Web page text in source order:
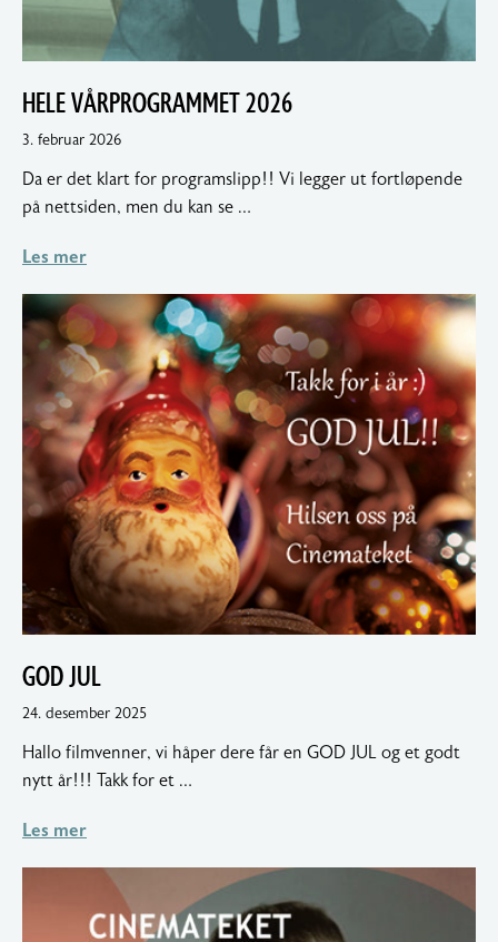
HELE VÅRPROGRAMMET 2026
3. februar 20264.
2026
Da er det klart for programslipp!! Vi legger ut fortløpende
på nettsiden, men du kan se …
Les mer
GOD JUL
24. desember 202518.
2026
Hallo filmvenner, vi håper dere får en GOD JUL og et godt
nytt år!!! Takk for et …
Les mer